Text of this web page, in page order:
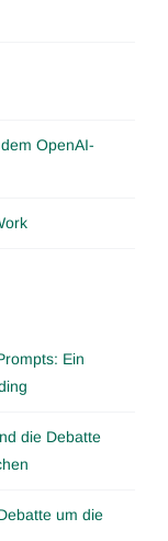
OpenAI-
Ein
die Debatte
um die